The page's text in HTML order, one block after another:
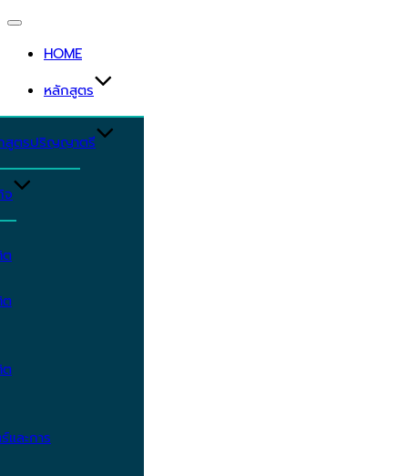
Toggle
navigation
HOME
หลักสูตร
สูตรปริญญาตรี
จ
ต
ต
ต
ละการ